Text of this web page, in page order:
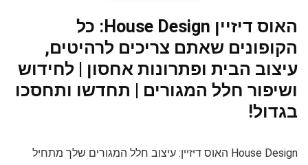
האוס דיזיין House Design: כל
הקופונים שאתם צריכים לרהיטים,
עיצוב הבית ופתרונות אחסון | לחידוש
ושיפור חלל המגורים | תחדשו ותחסכו
בגדול!
House Design האוס דיזיין: עיצוב חלל המגורים שלך מתחיל